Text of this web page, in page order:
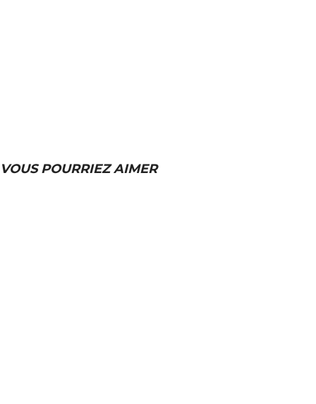
VOUS POURRIEZ AIMER